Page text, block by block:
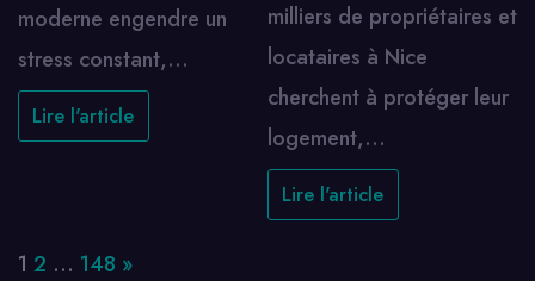
moderne engendre un
stress constant,…
Lire l'article
milliers de propriétaires et
locataires à Nice
cherchent à protéger leur
logement,…
Lire l'article
Page:
1 2 … 148 Next
»